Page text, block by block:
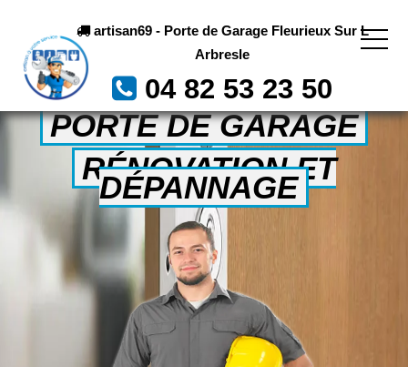
artisan69 - Porte de Garage Fleurieux Sur L
Arbresle
04 82 53 23 50
PORTE DE GARAGE
RÉNOVATION ET
DÉPANNAGE